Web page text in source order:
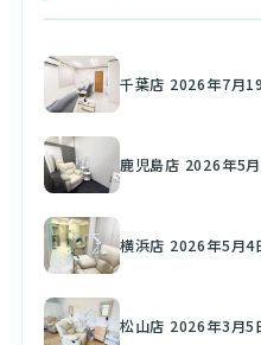
千葉店 2026年7月
鹿児島店 2026年5
横浜店 2026年5月4
松山店 2026年3月5